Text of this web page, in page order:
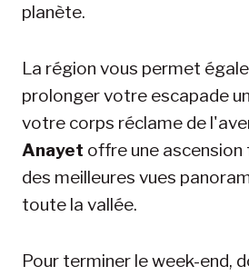
planète.
La région vous permet
prolonger votre escapade
votre corps réclame de
Anayet offre une ascension
des meilleures vues
toute la vallée.
Pour terminer le week-end,